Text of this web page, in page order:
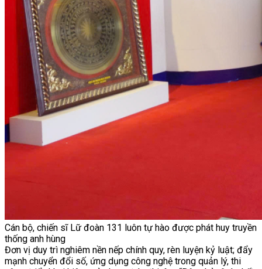
Cán bộ, chiến sĩ Lữ đoàn 131 luôn tự hào được phát huy truyền
thống anh hùng
Đơn vị duy trì nghiêm nền nếp chính quy, rèn luyện kỷ luật; đẩy
mạnh chuyển đổi số, ứng dụng công nghệ trong quản lý, thi